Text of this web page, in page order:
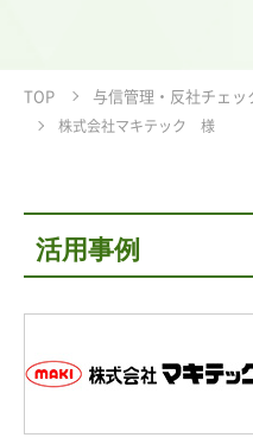
TOP 与信管理・反社チェッ
株式会社マキテック 様
活用事例